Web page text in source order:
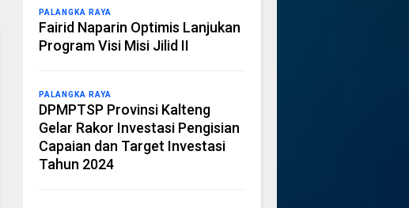
PALANGKA RAYA
Fairid Naparin Optimis Lanjukan
Program Visi Misi Jilid II
PALANGKA RAYA
DPMPTSP Provinsi Kalteng
Gelar Rakor Investasi Pengisian
Capaian dan Target Investasi
Tahun 2024